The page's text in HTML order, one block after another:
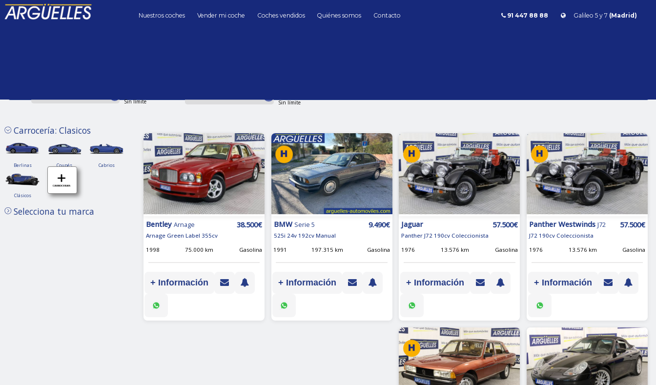
Nuestros coches Vender mi coche Coches vendidos Quiénes somos Contacto 91 447 88 88 Galileo 5 y 7 (Madrid)
Sin límite Sin límite
Bentley Arnage 38.500€
Arnage Green Label 355cv
1998
75.000 km Gasolina
+ Información
BMW Serie 5 9.490€
525i 24v 192cv Manual
1991
197.315 km Gasolina
+ Información
Jaguar 57.500€
Panther J72 190cv Coleccionista
1976
13.576 km Gasolina
+ Información
Panther Westwinds J72 57.500€
J72 190cv Coleccionista
1976
13.576 km Gasolina
+ Información
Carrocería: Clasicos
BerlinasBerlinas CoupésCoupés CabriosCabrios
ClásicosClásicos
Selecciona tu marca